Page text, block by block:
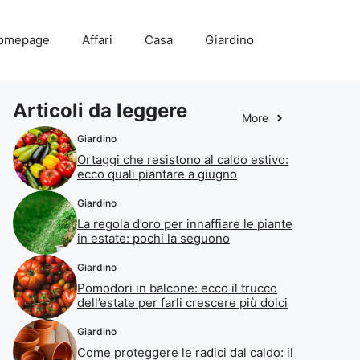
Affari Casa Giardino
Articoli da leggere More
Giardino
Ortaggi che resistono al caldo estivo:
ecco quali piantare a giugno
Giardino
La regola d’oro per innaffiare le piante
in estate: pochi la seguono
Giardino
Pomodori in balcone: ecco il trucco
dell’estate per farli crescere più dolci
Giardino
Come proteggere le radici dal caldo: il